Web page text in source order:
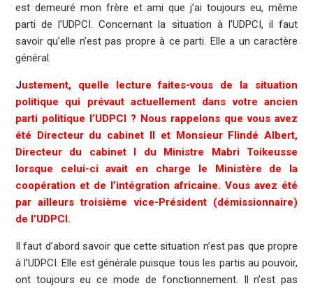
est demeuré mon frère et ami que j’ai toujours eu, même
parti de l’UDPCI. Concernant la situation à l’UDPCI, il faut
savoir qu’elle n’est pas propre à ce parti. Elle a un caractère
général.
Justement, quelle lecture faites-vous de la situation
politique qui prévaut actuellement dans votre ancien
parti politique l’UDPCI ? Nous rappelons que vous avez
été Directeur du cabinet II et Monsieur Flindé Albert,
Directeur du cabinet I du Ministre Mabri Toikeusse
lorsque celui-ci avait en charge le Ministère de la
coopération et de l’intégration africaine. Vous avez été
par ailleurs troisième vice-Président (démissionnaire)
de l’UDPCI.
Il faut d’abord savoir que cette situation n’est pas que propre
à l’UDPCI. Elle est générale puisque tous les partis au pouvoir,
ont toujours eu ce mode de fonctionnement. Il n’est pas